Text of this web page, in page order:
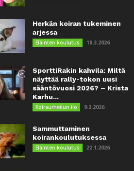
Herkän koiran tukeminen
arjessa
Eläinten koulutus 18.3.2026
SporttiRakin kahvila: Miltä
näyttää rally-tokon uusi
sääntövuosi 2026? – Krista
Karhu...
Koiraurheilun ilo 9.2.2026
Sammuttaminen
koirankoulutuksessa
Eläinten koulutus 22.1.2026